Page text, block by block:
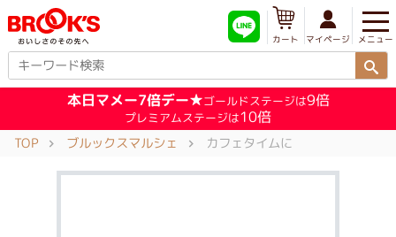
メニュー
マイページ
カート
本日マメー7倍デー★ゴールドステージは9倍
プレミアムステージは10倍
TOP ブルックスマルシェ カフェタイムに